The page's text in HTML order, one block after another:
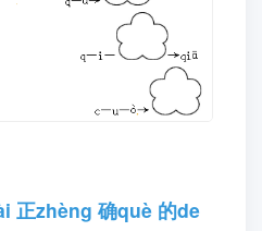
一yi 拼pīn,填tián 一